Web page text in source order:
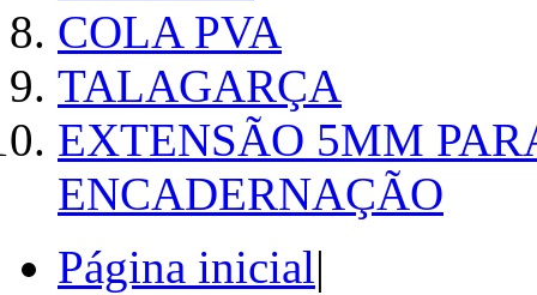
COLA PVA
TALAGARÇA
EXTENSÃO 5MM
ENCADERNAÇÃO
Página inicial|